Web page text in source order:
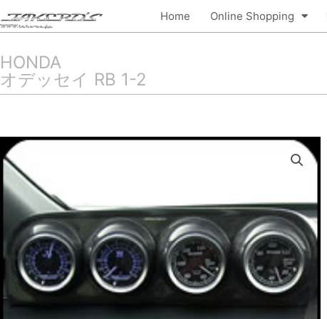
容
ス
キ
ッ
Home Online Shopping
HONDA
オデッセイ RB 1-2